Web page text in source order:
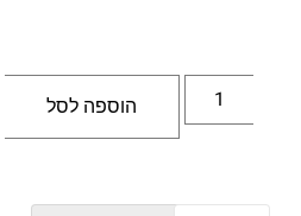
הוספה לסל